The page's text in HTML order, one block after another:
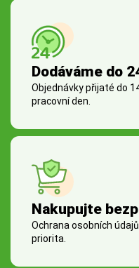
Dodáváme do
Objednávky přijaté do
pracovní den.
Nakupujte
Ochrana osobních
priorita.